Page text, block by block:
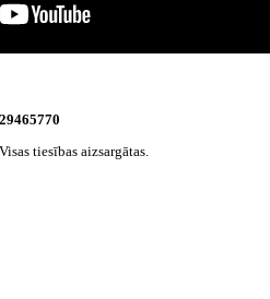
tiesības aizsargātas.